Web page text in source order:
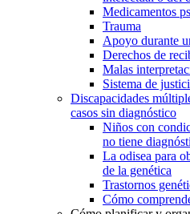
Medicamentos
Trauma
Apoyo durante
Derechos de
Malas
Sistema de
Discapacidades
casos sin diagnóstico
Niños con
no tiene
La odisea para
de la genética
Trastornos
Cómo